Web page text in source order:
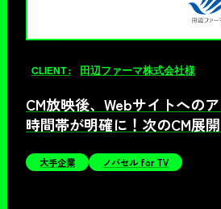
CLIENT : 田辺ファーマ株式会社様
CM放映後、Webサイトへの
時間帯が明確に！次のCM展
大手企業 ノバセル for TV